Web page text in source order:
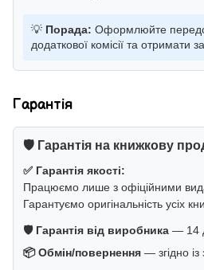
💡 Порада: Оформлюйте
додаткової комісії та
Гарантія
🛡️ Гарантія на книжкову
✅ Гарантія якості:
Працюємо лише з офіційними
Гарантуємо оригінальність усіх
🛡️ Гарантія від виробника — 14
📦 Обмін/повернення — згідно